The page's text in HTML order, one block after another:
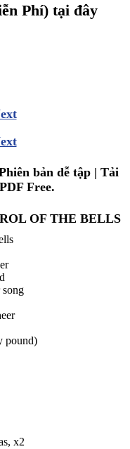
Phí) tại đây
bản dễ tập | Tải
Free.
OF THE BELLS
pound)
x2